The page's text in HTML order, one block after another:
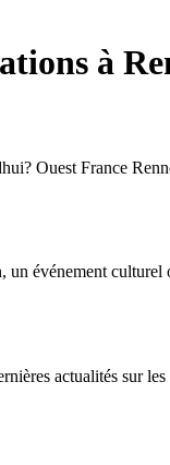
à
Ouest France
un événement
actualités sur